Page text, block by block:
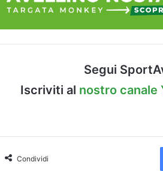
Segui
Iscriviti al nostro canale
Condividi